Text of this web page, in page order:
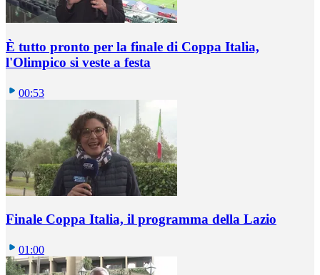
È tutto pronto per la finale di Coppa Italia,
l'Olimpico si veste a festa
00:53
Finale Coppa Italia, il programma della Lazio
01:00